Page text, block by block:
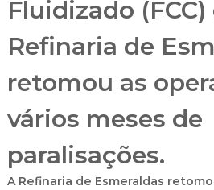
Fluidizado (FCC)
Refinaria de
retomou as
vários meses de
paralisações.
A Refinaria de Esmeraldas